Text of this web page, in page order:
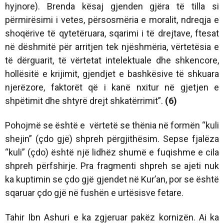
hyjnore). Brenda kësaj gjenden gjëra të tilla si
përmirësimi i vetes, përsosmëria e moralit, ndreqja e
shoqërive të qytetëruara, sqarimi i të drejtave, ftesat
në dëshmitë për arritjen tek njëshmëria, vërtetësia e
të dërguarit, të vërtetat intelektuale dhe shkencore,
hollësitë e krijimit, gjendjet e bashkësive të shkuara
njerëzore, faktorët që i kanë nxitur në gjetjen e
shpëtimit dhe shtyrë drejt shkatërrimit”. (6)
Pohojmë se është e vërtetë se thënia në formën “kuli
shejin” (çdo gjë) shpreh përgjithësim. Sepse fjalëza
“kuli” (çdo) është një lidhëz shumë e fuqishme e cila
shpreh përfshirje. Pra fragmenti shpreh se ajeti nuk
ka kuptimin se çdo gjë gjendet në Kur’an, por se është
sqaruar çdo gjë në fushën e urtësisve fetare.
Tahir Ibn Ashuri e ka zgjeruar pakëz kornizën. Ai ka